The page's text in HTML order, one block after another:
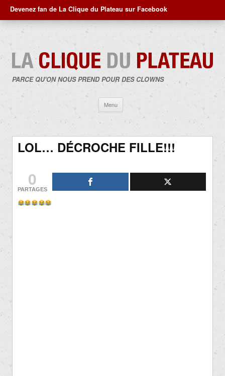
Devenez fan de La Clique du Plateau sur Facebook
PARCE QU'ON NOUS PREND POUR DES CLOWNS
Menu
contenu
LOL… DÉCROCHE FILLE!!!
0
PARTAGES